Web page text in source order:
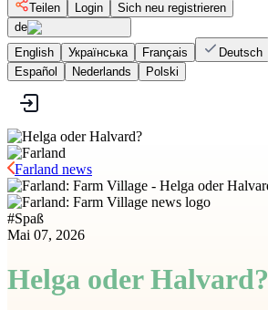
Teilen
Login
Sich neu registrieren
de
English
Українська Français Deutsch
Español
Nederlands Polski
Farland news
#Spaß
Mai 07, 2026
Helga oder Halvard?